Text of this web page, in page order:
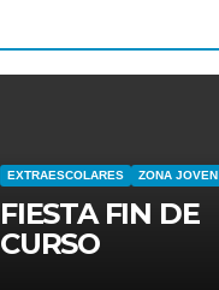
EXTRAESCOLARES ZONA JOVEN
FIESTA FIN DE
CURSO